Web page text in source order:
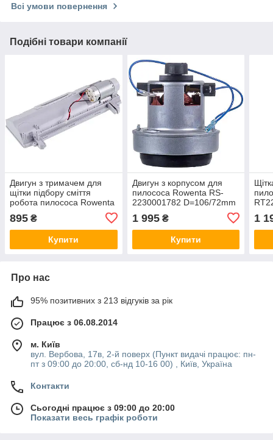
Всі умови повернення
Подібні товари компанії
Двигун з тримачем для
щітки підбору сміття
робота пилососа Rowenta
895 ₴
Купити
Двигун з корпусом для
пилососа Rowenta RS-
2230001782 D=106/72mm
1 995₴
Купити
1
Про нас
95% позитивних з 213 відгуків за рік
Працює з 06.08.2014
м. Київ
вул. Вербова, 17в, 2-й поверх (Пункт видачі працює: пн-
пт з 09:00 до 20:00, сб-нд 10-16 00) , Київ, Україна
Контакти
Сьогодні працює з 09:00 до 20:00
Показати весь графік роботи